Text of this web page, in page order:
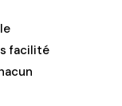
facilité